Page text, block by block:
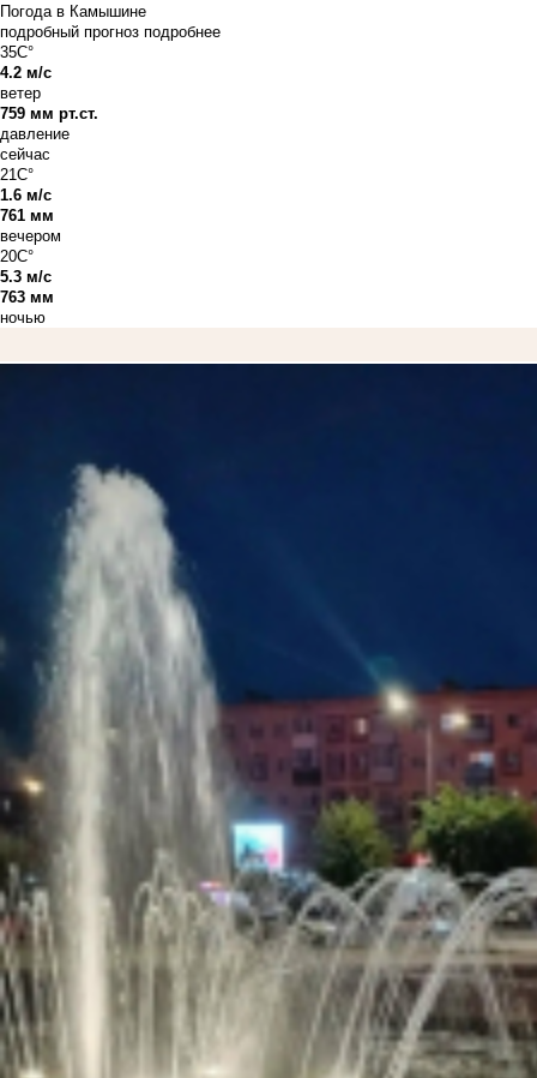
Погода в Камышине
подробный прогноз подробнее
35C°
4.2 м/с
ветер
759 мм рт.ст.
давление
сейчас
21C°
1.6 м/с
761 мм
вечером
20C°
5.3 м/с
763 мм
ночью